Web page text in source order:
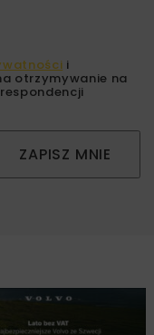
i
otrzymywanie na
ZAPISZ MNIE